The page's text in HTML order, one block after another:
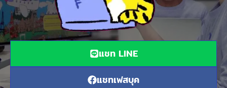
แชท LINE
แชทเฟสบุค